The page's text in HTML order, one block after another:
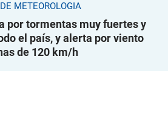
METEOROLOGÍA
por tormentas muy fuertes y
el país, y alerta por viento
de 120 km/h